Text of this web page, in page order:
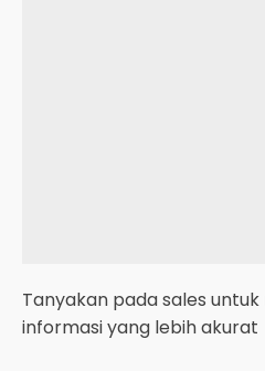
Tanyakan pada sales
informasi yang lebih akurat